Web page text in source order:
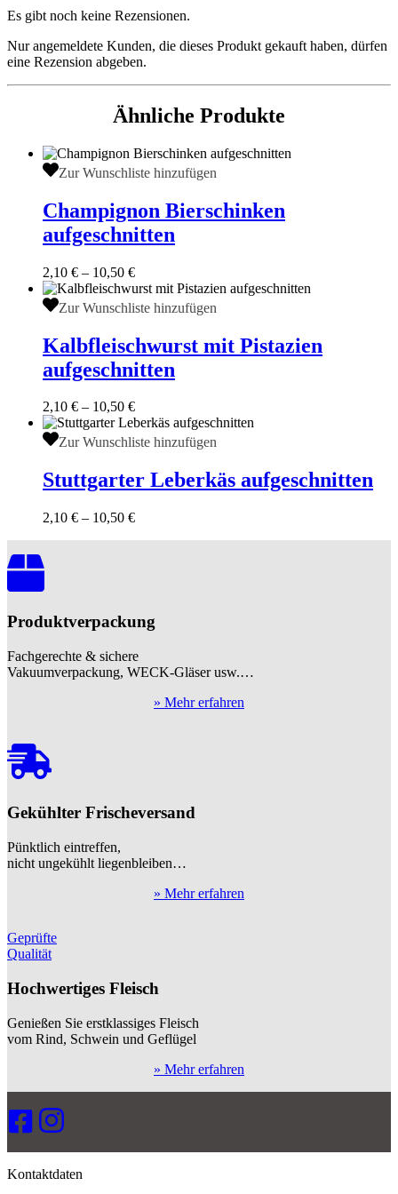
Es gibt noch keine Rezensionen.
Nur angemeldete Kunden, die dieses Produkt gekauft haben, dürfen
eine Rezension abgeben.
Ähnliche Produkte
Champignon
aufgeschnitten
Zur Wunschliste hinzufügen
Champignon Bierschinken
aufgeschnitten
2,10 € – 10,50 €
Dieses
Produkt
mehrere
Varianten
auf.
Die
Optionen
können
auf
der
gewählt
werden
Kalbfleischwurst
Pistazien
aufgeschnitten
Zur Wunschliste hinzufügen
Kalbfleischwurst mit Pistazien
aufgeschnitten
2,10 € – 10,50 €
Dieses
Produkt
mehrere
Varianten
Die
auf
gewählt
werden
Stuttgarter
aufgeschnitten
Zur Wunschliste hinzufügen
Stuttgarter Leberkäs aufgeschnitten
2,10 € – 10,50 €
weist
Varianten
auf.
Die
können
auf
Produktverpackung
Fachgerechte & sichere
Vakuumverpackung, WECK-Gläser usw.…
» Mehr erfahren
Gekühlter Frischeversand
Pünktlich eintreffen,
nicht ungekühlt liegenbleiben…
» Mehr erfahren
Geprüfte
Qualität
Hochwertiges Fleisch
Genießen Sie erstklassiges Fleisch
vom Rind, Schwein und Geflügel
» Mehr erfahren
Kontaktdaten